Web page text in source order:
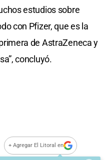
estudios sobre
con Pfizer, que es la
de AstraZeneca y
concluyó.
+ Agregar El Litoral en